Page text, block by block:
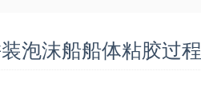
泡沫船船体粘胶过程